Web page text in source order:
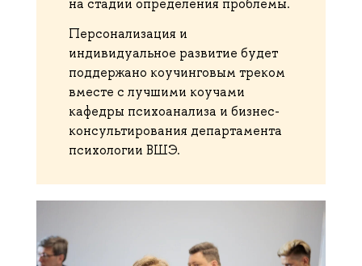
на стадии определения проблемы.
Персонализация и
индивидуальное развитие будет
поддержано коучинговым треком
вместе с лучшими коучами
кафедры психоанализа и бизнес-
консультирования департамента
психологии ВШЭ.